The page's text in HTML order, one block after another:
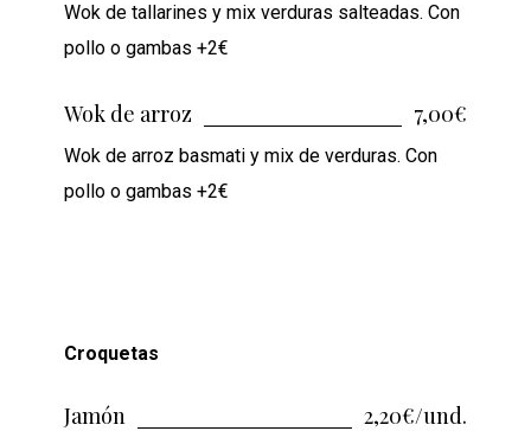
Wok de tallarines y mix verduras salteadas. Con
pollo o gambas +2€
Wok de arroz 7,00€
Wok de arroz basmati y mix de verduras. Con
pollo o gambas +2€
Croquetas
Jamón 2,20€/und.